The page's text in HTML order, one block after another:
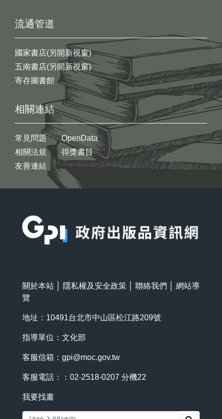
流通管道
國家書店(另開新視窗)
五南書店(另開新視窗)
寄存圖書館
相關連結
常見問題
相關法規
友善連結
OpenData
得獎書目
關於本站 隱私權及安全政策 聯絡我們
網站導
覽
地址：10491台北市中山區松江路209號
指導單位：文化部
客服信箱： gpi@moc.gov.tw
客服電話：：02-2518-0207 分機22
我要找書